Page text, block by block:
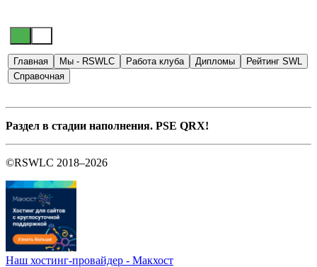
Главная Мы - RSWLC Работа клуба Дипломы
Рейтинг SWL
Справочная
Раздел в стадии наполнения. PSE QRX!
©RSWLC 2018–2026
Наш хостинг-провайдер - Макхост